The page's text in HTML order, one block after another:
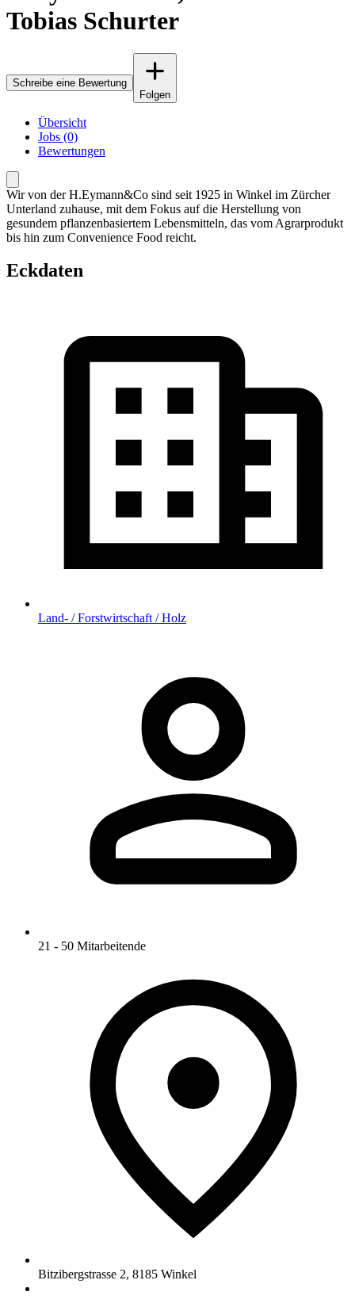
Tobias Schurter
Schreibe eine Bewertung
Folgen
Übersicht
Jobs (0)
Bewertungen
Wir von der H.Eymann&Co sind seit 1925 in Winkel im Zürcher
Unterland zuhause, mit dem Fokus auf die Herstellung von
gesundem pflanzenbasiertem Lebensmitteln, das vom Agrarprodukt
bis hin zum Convenience Food reicht.
Eckdaten
Land- / Forstwirtschaft / Holz
21 - 50 Mitarbeitende
Bitzibergstrasse 2, 8185 Winkel